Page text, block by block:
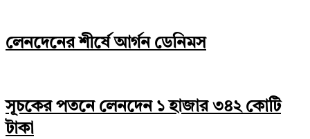
লেনদেনের শীর্ষে আর্গন ডেনিমস
সূচকের পতনে লেনদেন ১ হাজার ৩৪২ কোটি
টাকা